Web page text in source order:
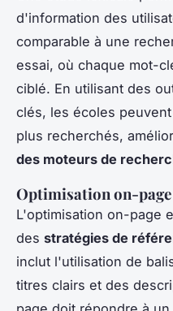
d'information des
comparable à une
essai, où chaque mot-
ciblé. En utilisant des
clés, les écoles
plus recherchés,
des moteurs de
Optimisation on-
L'optimisation on-page
des stratégies de
inclut l'utilisation de
titres clairs et des